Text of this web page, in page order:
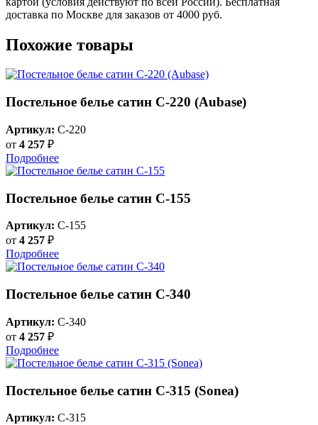
доставка по Москве для заказов от 4000 руб.
Похожие товары
Постельное белье сатин С-220 (Aubase)
Артикул: C-220
от 4 257 ₽
Подробнее
Постельное белье сатин С-155
Артикул: C-155
от 4 257 ₽
Подробнее
Постельное белье сатин С-340
Артикул: C-340
от 4 257 ₽
Подробнее
Постельное белье сатин С-315 (Sonea)
Артикул: C-315